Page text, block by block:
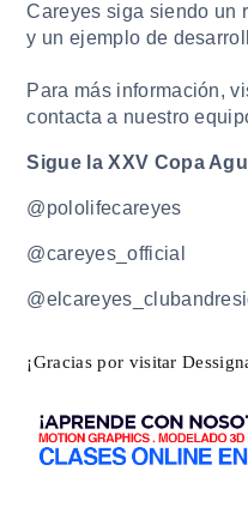
Careyes siga siendo un
y un ejemplo de
Para más información,
contacta a nuestro
Sigue la XXV Copa
@pololifecareyes
@careyes_official
¡Gracias por visitar